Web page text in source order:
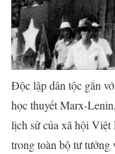
Độc lập dân tộc gắn
học thuyết Marx-
lịch sử của xã hội Việt
trong toàn bộ tư tưởng